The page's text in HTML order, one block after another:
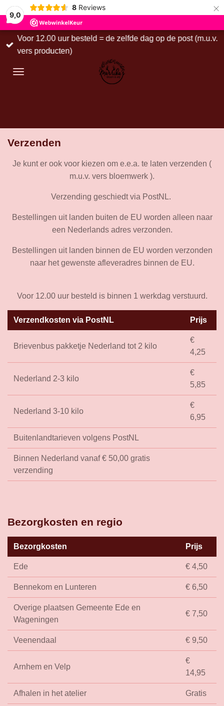
9,0
8 Reviews ×
Voor 12.00 uur besteld = de zelfde dag op de post (m.u.v.
vers producten)
Verzenden
Je kunt er ook voor kiezen om e.e.a. te laten verzenden (
m.u.v. vers bloemwerk ).
Verzending geschiedt via PostNL.
Bestellingen uit landen buiten de EU worden alleen naar
een Nederlands adres verzonden.
Bestellingen uit landen binnen de EU worden verzonden
naar het gewenste afleveradres binnen de EU.
Voor 12.00 uur besteld is binnen 1 werkdag verstuurd.
Verzendkosten via PostNL Prijs
Brievenbus pakketje Nederland tot 2 kilo
€
4,25
Nederland 2-3 kilo
€
5,85
Nederland 3-10 kilo
€
6,95
Buitenlandtarieven volgens PostNL
Binnen Nederland vanaf € 50,00 gratis
verzending
Bezorgkosten en regio
Bezorgkosten Prijs
Ede € 4,50
Bennekom en Lunteren € 6,50
Overige plaatsen Gemeente Ede en
Wageningen
€ 7,50
Veenendaal € 9,50
Arnhem en Velp
€
14,95
Afhalen in het atelier Gratis